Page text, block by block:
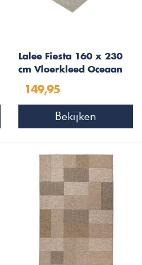
Lalee Fiesta 160 x 230
cm Vloerkleed Oceaan
149,95
Bekijken